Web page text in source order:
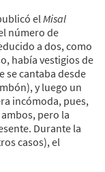
el Misal
número de
a dos, como
había vestigios de
se cantaba desde
y luego un
incómoda, pues,
pero la
Durante la
casos), el